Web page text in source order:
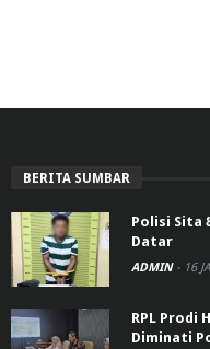
BERITA SUMBAR
Polisi Sita
Datar
ADMIN - 16
RPL Prodi
Diminati